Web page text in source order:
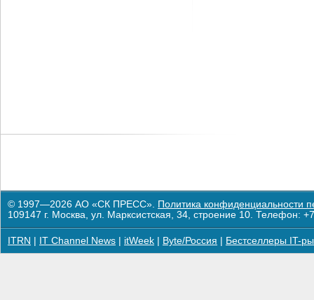
© 1997—2026 АО «СК ПРЕСС». Политика конфиденциальности
109147 г. Москва, ул. Марксистская, 34, строение 10. Телефон:
ITRN IT Channel News itWeek Byte/Россия Бестселлеры IT-